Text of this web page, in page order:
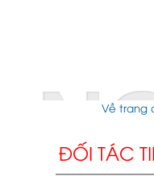
Về trang
ĐỐI TÁC